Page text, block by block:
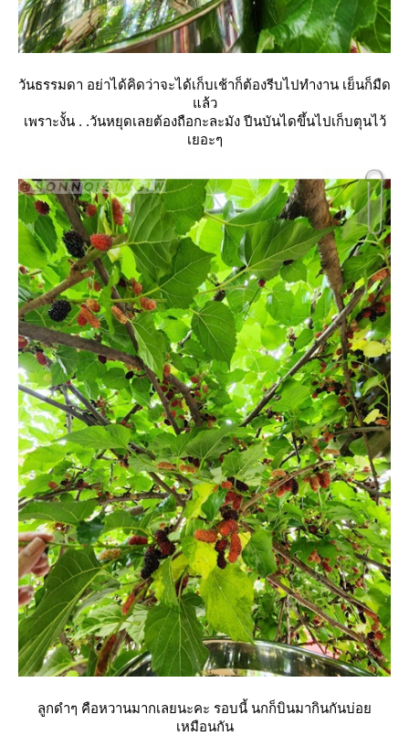
วันธรรมดา อย่าได้คิดว่าจะได้เก็บเช้าก็ต้องรีบไปทำงาน เย็นก็มืด
ล้ว
เพราะงั้น . .วันหยุดเลยต้องถือกะละมัง ปีนบันไดขึ้นไปเก็บตุนไว้
เยอะๆ
ลูกดำๆ คือหวานมากเลยนะคะ รอบนี้ นกก็บินมากินกันบ่อ
เหมือนกัน